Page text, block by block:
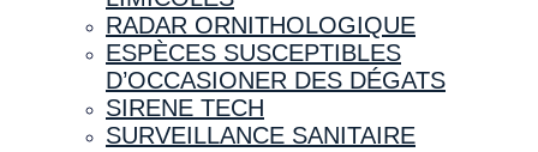
RADAR ORNITHOLOGIQUE
ESPÈCES SUSCEPTIBLES
D’OCCASIONER DES DÉGATS
SIRENE TECH
SURVEILLANCE SANITAIRE